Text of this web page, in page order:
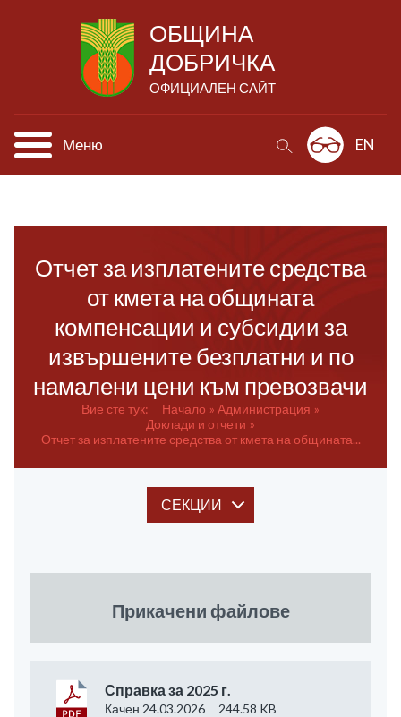
ОБЩИНА
ДОБРИЧКА
ОФИЦИАЛЕН САЙТ
Меню EN
Отчет за изплатените средства
от кмета на общината
компенсации и субсидии за
извършените безплатни и по
намалени цени към превозвачи
Вие сте тук: Начало
Администрация
Доклади и отчети
Отчет за изплатените средства от кмета на общината...
СЕКЦИИ
Прикачени файлове
Справка за 2025 г.
Качен 24.03.2026 244.58 KB